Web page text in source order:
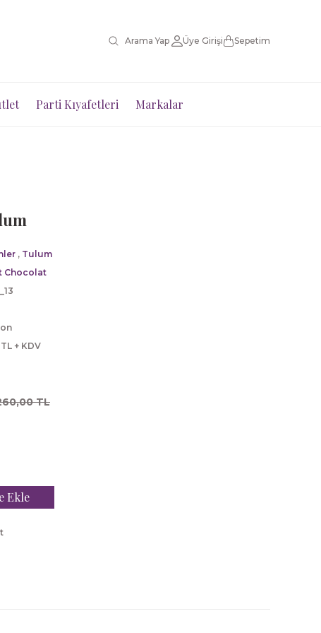
Üye Girişi Sepetim
Parti Kıyafetleri Markalar
, Tulum
Chocolat
+ KDV
TL
Ekle